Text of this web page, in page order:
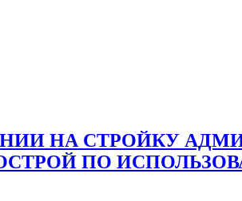
НА СТРОЙКУ
ПО